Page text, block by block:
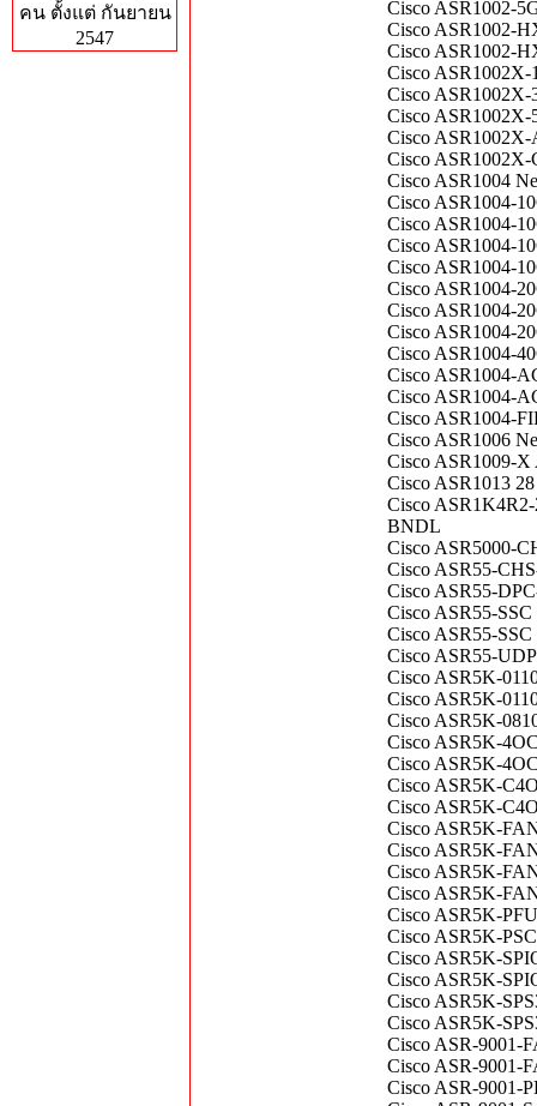
คน ตั้งแต่ กันยายน
2547
Cisco ASR1002-
Cisco ASR1002-
Cisco ASR1002-
Cisco ASR1002X-
Cisco
Cisco ASR1002X-
Cisco
Cisco ASR1002X-
Cisco ASR1004
Cisco ASR1004-
Cisco ASR1004-
Cisco ASR1004-
Cisco ASR1004-
Cisco ASR1004-
Cisco ASR1004-
Cisco ASR1004-
Cisco ASR1004-
Cisco ASR1004-
Cisco ASR1004-
Cisco ASR1004-
Cisco ASR1006
Cisco ASR1009-X
Cisco ASR1013
Cisco
BNDL
Cisco ASR5000-
Cisco ASR55-
Cisco ASR55-
Cisco ASR55-
Cisco ASR55-SSC
Cisco ASR55-
Cisco ASR5K-
Cisco ASR5K-
Cisco ASR5K-
Cisco ASR5K-
Cisco ASR5K-
Cisco ASR5K-
Cisco ASR5K-
Cisco ASR5K-
Cisco ASR5K-
Cisco ASR5K-
Cisco ASR5K-
Cisco ASR5K-
Cisco ASR5K-
Cisco ASR5K-
Cisco ASR5K-
Cisco ASR5K-
Cisco ASR5K-
Cisco ASR-9001-
Cisco ASR-9001-
Cisco ASR-9001-